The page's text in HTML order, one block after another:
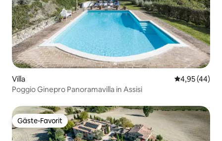
Villa
4,95 (44)
Poggio Ginepro Panoramavilla in Assisi
Gäste-Favorit
Gäste-Favorit